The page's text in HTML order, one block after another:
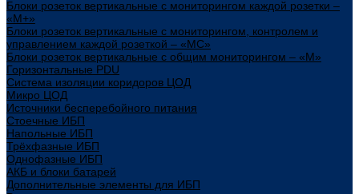
Блоки розеток вертикальные с мониторингом каждой розетки –
«М+»
Блоки розеток вертикальные с мониторингом, контролем и
управлением каждой розеткой – «МС»
Блоки розеток вертикальные с общим мониторингом – «М»
Горизонтальные PDU
Система изоляции коридоров ЦОД
Микро ЦОД
Источники бесперебойного питания
Стоечные ИБП
Напольные ИБП
Трёхфазные ИБП
Однофазные ИБП
АКБ и блоки батарей
Дополнительные элементы для ИБП